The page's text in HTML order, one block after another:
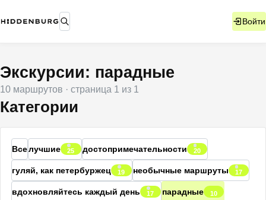
Войти
Экскурсии: парадные
10 маршрутов · страница 1 из 1
Категории
Вселучшие 25 достопримечательности 20
гуляй, как петербуржец 19 необычные маршруты 17
вдохновляйтесь каждый день 17 парадные 10